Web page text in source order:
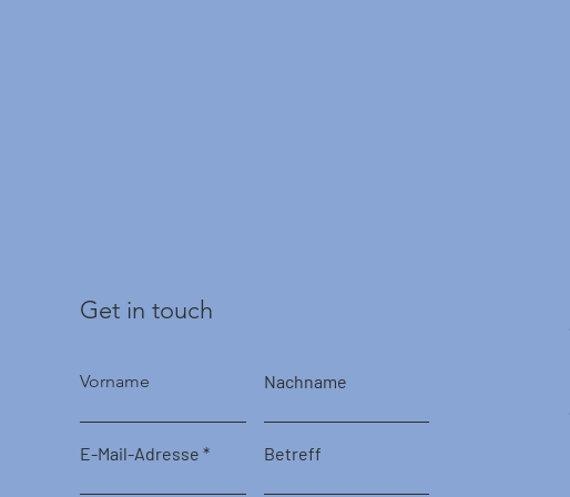
Get in touch
Vorname Nachname
E-Mail-Adresse Betreff